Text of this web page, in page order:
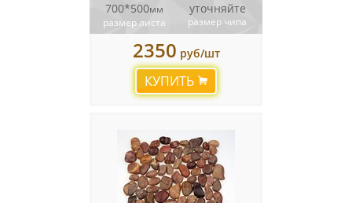
700*500мм
размер листа
уточняйте
размер чипа
2350 руб/шт
КУПИТЬ